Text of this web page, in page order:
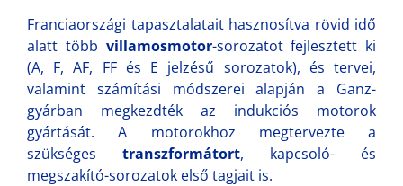
Franciaországi tapasztalatait hasznosítva rövid idő
alatt több villamosmotor-sorozatot fejlesztett ki
(A, F, AF, FF és E jelzésű sorozatok), és tervei,
valamint számítási módszerei alapján a Ganz-
gyárban megkezdték az indukciós motorok
gyártását. A motorokhoz megtervezte a
szükséges transzformátort, kapcsoló- és
megszakító-sorozatok első tagjait is.